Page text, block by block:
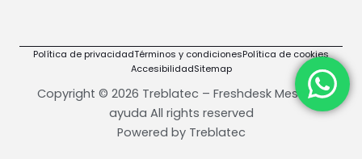
Política de privacidadTérminos y condicionesPolítica de cookies
AccesibilidadSitemap
Copyright © 2026 Treblatec – Freshdesk Mesa de
ayuda All rights reserved
Powered by Treblatec